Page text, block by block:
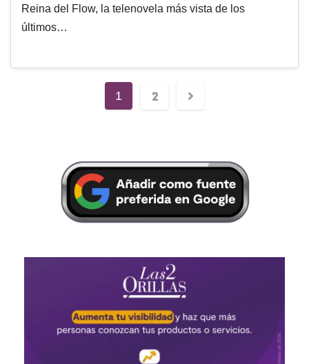
Reina del Flow, la telenovela más vista de los
últimos…
1 2